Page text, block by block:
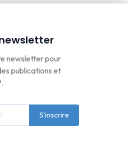
newsletter pour
publications et
S'inscrire